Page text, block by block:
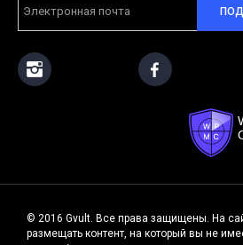
© 2016 Gvult. Все права защищены. На
размещать контент, на который вы не